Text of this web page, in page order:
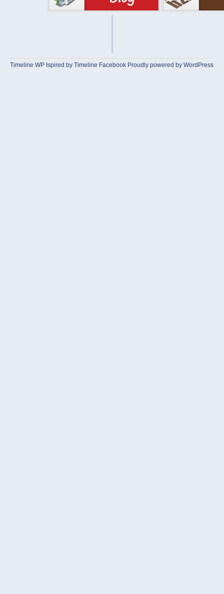
Timeline WP Ispired byTimeline Facebook Proudly powered by WordPress